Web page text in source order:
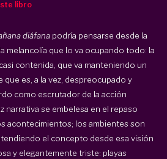
libro
diáfana podría pensarse desde la
melancolía que lo va ocupando todo: la
contenida, que va manteniendo un
que es, a la vez, despreocupado y
como escrutador de la acción
narrativa se embelesa en el repaso
acontecimientos; los ambientes son
el concepto desde esa visión
y elegantemente triste: playas